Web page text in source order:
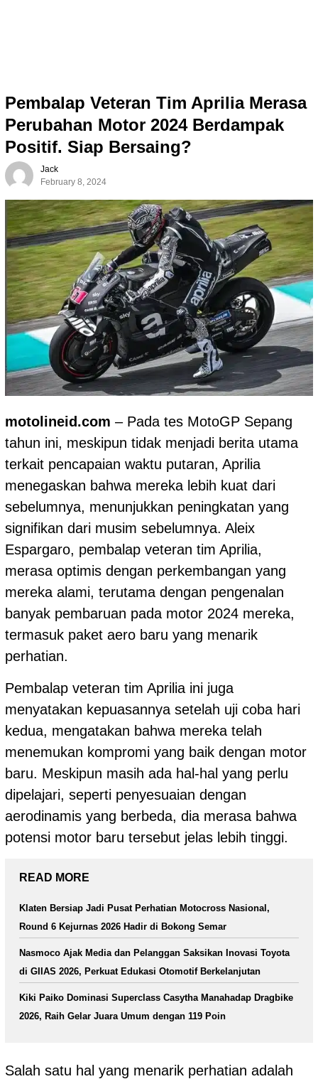
Pembalap Veteran Tim Aprilia Merasa
Perubahan Motor 2024 Berdampak
Positif. Siap Bersaing?
Jack
February 8, 2024
motolineid.com – Pada tes MotoGP Sepang
tahun ini, meskipun tidak menjadi berita utama
terkait pencapaian waktu putaran, Aprilia
menegaskan bahwa mereka lebih kuat dari
sebelumnya, menunjukkan peningkatan yang
signifikan dari musim sebelumnya. Aleix
Espargaro, pembalap veteran tim Aprilia,
merasa optimis dengan perkembangan yang
mereka alami, terutama dengan pengenalan
banyak pembaruan pada motor 2024 mereka,
termasuk paket aero baru yang menarik
perhatian.
Pembalap veteran tim Aprilia ini juga
menyatakan kepuasannya setelah uji coba hari
kedua, mengatakan bahwa mereka telah
menemukan kompromi yang baik dengan motor
baru. Meskipun masih ada hal-hal yang perlu
dipelajari, seperti penyesuaian dengan
aerodinamis yang berbeda, dia merasa bahwa
potensi motor baru tersebut jelas lebih tinggi.
READ MORE
Klaten Bersiap Jadi Pusat Perhatian Motocross Nasional,
Round 6 Kejurnas 2026 Hadir di Bokong Semar
Nasmoco Ajak Media dan Pelanggan Saksikan Inovasi Toyota
di GIIAS 2026, Perkuat Edukasi Otomotif Berkelanjutan
Kiki Paiko Dominasi Superclass Casytha Manahadap Dragbike
2026, Raih Gelar Juara Umum dengan 119 Poin
Salah satu hal yang menarik perhatian adalah